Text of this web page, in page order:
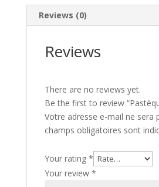
Reviews (0)
Reviews
There are no reviews yet.
Be the first to review
Votre adresse e-mail ne sera
champs obligatoires sont
Your rating *
Your review *